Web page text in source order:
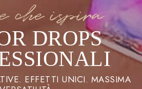
che ispira
DROPS
EFFETTI UNICI. MASSIMA